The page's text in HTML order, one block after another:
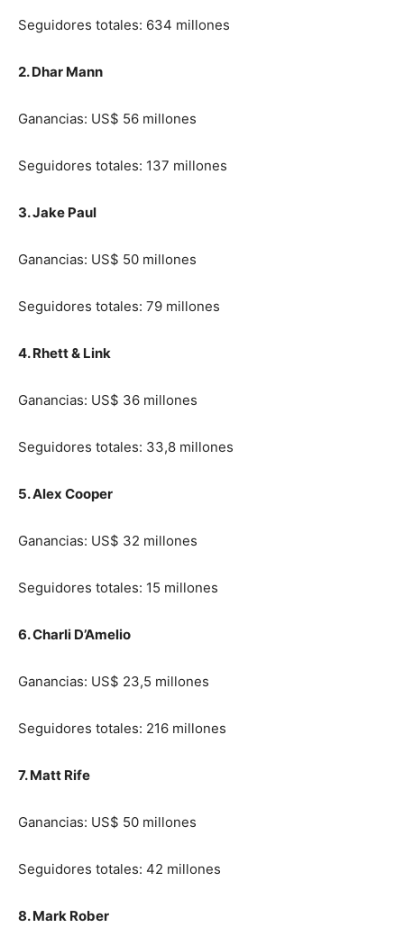
Seguidores totales: 634 millones
2. Dhar Mann
Ganancias: US$ 56 millones
Seguidores totales: 137 millones
3. Jake Paul
Ganancias: US$ 50 millones
Seguidores totales: 79 millones
4. Rhett & Link
Ganancias: US$ 36 millones
Seguidores totales: 33,8 millones
5. Alex Cooper
Ganancias: US$ 32 millones
Seguidores totales: 15 millones
6. Charli D’Amelio
Ganancias: US$ 23,5 millones
Seguidores totales: 216 millones
7. Matt Rife
Ganancias: US$ 50 millones
Seguidores totales: 42 millones
8. Mark Rober